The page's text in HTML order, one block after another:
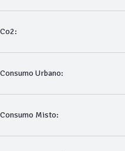
Co2:
Consumo Urbano:
Consumo Misto: